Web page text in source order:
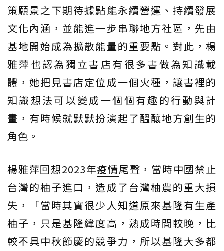
策願景之下期待據點能永續營運、持續發展
文化內涵，並能進一步串聯地方社區，先由
基地開始成為擴散能量的重要點。對此，楊
雅萍也認為獨立書店有很多書做為知識載
體，她把見書店定位成一個火種，讓書裡的
知識想法可以變成一個個有趣的行動與計
畫，有時候就默默扮演起了醞釀地方創生的
角色。
楊雅萍回想2023年疫情尾聲，當時中國禁止
台灣的柚子進口，造成了台灣柚農的重大損
失，「當時其實很少人知道原來基隆有生產
柚子，只是基隆緯度高，熟成時間較晚，比
較不具中秋節慶的競爭力，所以基隆大多都